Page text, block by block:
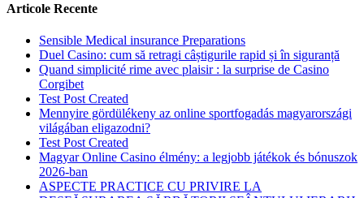
Articole Recente
Sensible Medical insurance Preparations
Duel Casino: cum să retragi câștigurile rapid și în siguranță
Quand simplicité rime avec plaisir : la surprise de Casino
Corgibet
Test Post Created
Mennyire gördülékeny az online sportfogadás magyarországi
világában eligazodni?
Test Post Created
Magyar Online Casino élmény: a legjobb játékok és bónuszok
2026-ban
ASPECTE PRACTICE CU PRIVIRE LA